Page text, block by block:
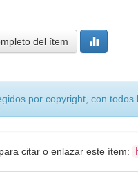
del ítem
por copyright, con
citar o enlazar este ítem: